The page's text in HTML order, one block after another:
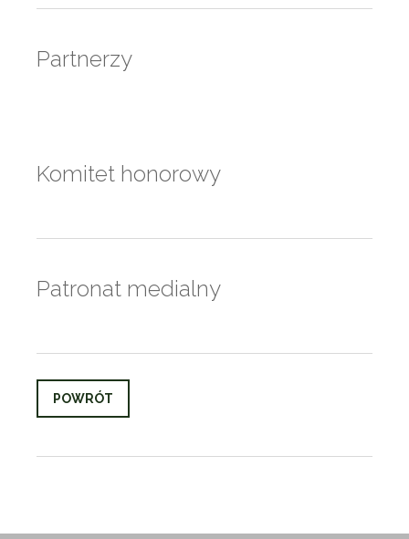
Partnerzy
Komitet honorowy
Patronat medialny
POWRÓT